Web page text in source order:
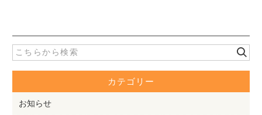
カテゴリー
お知らせ